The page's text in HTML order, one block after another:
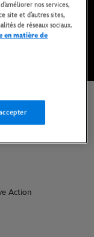
par mois.
Action
nos services,
site et d’autres sites,
de réseaux sociaux.
en matière de